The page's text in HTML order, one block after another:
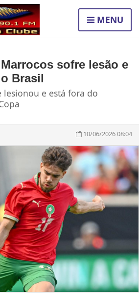
MENU
sofre lesão e
Brasil
lesionou e está fora do
10/06/2026 08:04